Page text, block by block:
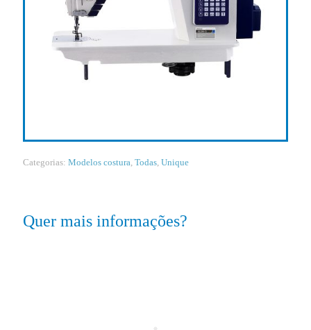
Categorias: Modelos costura, Todas, Unique
Quer mais informações?